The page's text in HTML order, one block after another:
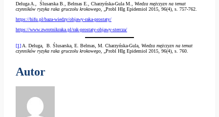
Deluga A., Ślusarska B., Belmas E., Charzyńska-Gula M., Wiedza mężczyzn na temat
czynników ryzyka raka gruczołu krokowego,
„Probl HIg Epidemiol 2015, 96(4), s. 757-762.
https://hifu.pl/baza-wiedzy/objawy-raka-prostaty/
https://www.zwrotnikraka.pl/rak-prostaty-objawy-stercza/
[1] A. Deluga, B. Ślusarska, E. Belmas, M. Charzyńska-Gula, Wiedza mężczyzn na temat
czynników ryzyka raka gruczołu krokowego,
„Probl HIg Epidemiol 2015, 96(4), s. 760.
Autor